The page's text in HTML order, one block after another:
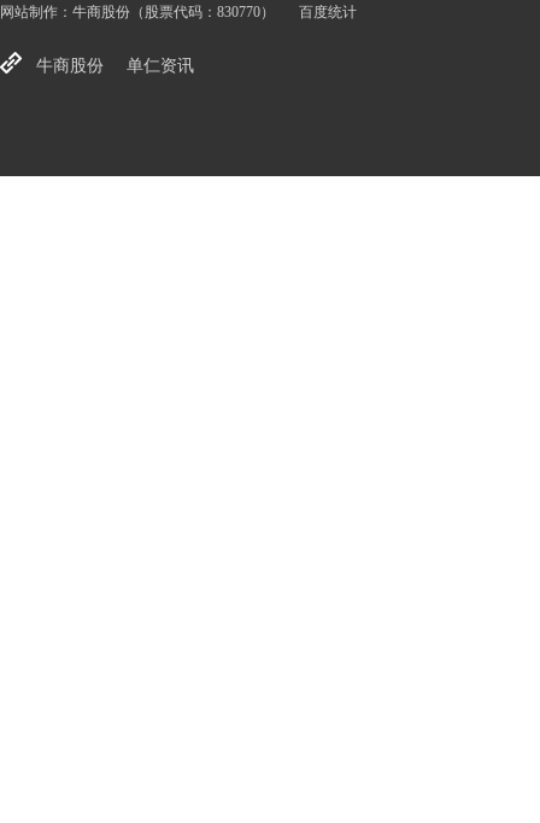
网站制作： 牛商股份 （股票代码：830770） 百度统计
牛商股份 单仁资讯